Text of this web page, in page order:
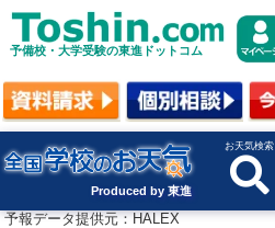
予備校・大学受験の東進ドットコム
Produced by 東進
お天気検索
予報データ提供元：HALEX